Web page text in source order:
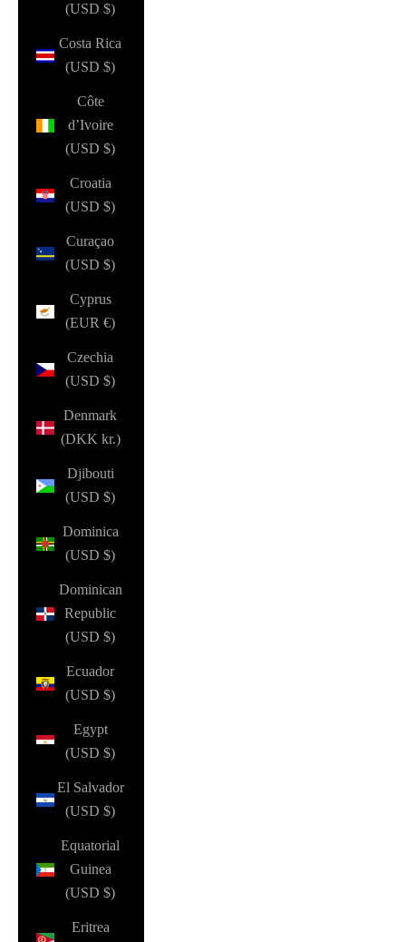
(USD $)
Costa Rica
(USD $)
Côte
d’Ivoire
(USD $)
Croatia
(USD $)
Curaçao
(USD $)
Cyprus
(EUR €)
Czechia
(USD $)
Denmark
(DKK kr.)
Djibouti
(USD $)
Dominica
(USD $)
Dominican
Republic
(USD $)
Ecuador
(USD $)
Egypt
(USD $)
El Salvador
(USD $)
Equatorial
Guinea
(USD $)
Eritrea